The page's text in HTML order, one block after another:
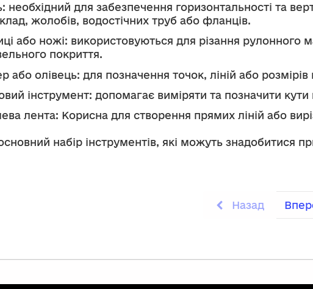
необхідний для забезпечення горизонтальності та
жолобів, водостічних труб або фланців.
або ножі: використовуються для різання рулонного
покриття.
або олівець: для позначення точок, ліній або розмірів
інструмент: допомагає виміряти та позначити кути
лента: Корисна для створення прямих ліній або
набір інструментів, які можуть знадобитися
Назад